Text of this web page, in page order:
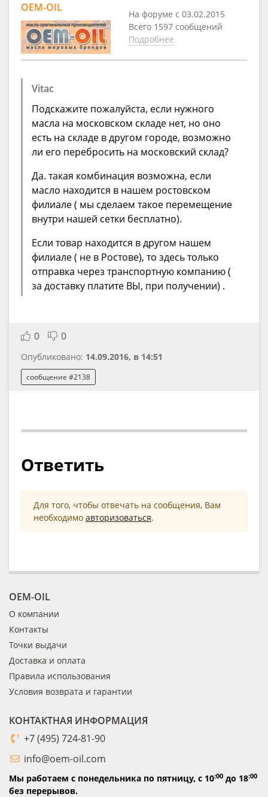
OEM-OIL
На форуме с 03.02.2015
Всего 1597 сообщений
Подробнее
Vitac
Подскажите пожалуйста, если нужного
масла на московском складе нет, но оно
есть на складе в другом городе, возможно
ли его перебросить на московский склад?
Да. такая комбинация возможна, если
масло находится в нашем ростовском
филиале ( мы сделаем такое перемещение
внутри нашей сетки бесплатно).
Если товар находится в другом нашем
филиале ( не в Ростове), то здесь только
отправка через транспортную компанию (
за доставку платите ВЫ, при получении) .
0 0
Опубликовано: 14.09.2016, в 14:51
сообщение #2138
Ответить
Для того, чтобы отвечать на сообщения, Вам
необходимо авторизоваться.
OEM-OIL
О компании
Контакты
Точки выдачи
Доставка и оплата
Правила использования
Условия возврата и гарантии
КОНТАКТНАЯ ИНФОРМАЦИЯ
+7 (495) 724-81-90
info@oem-oil.com
Мы работаем с понедельника по пятницу, с 10:00 до 18:00
без перерывов.